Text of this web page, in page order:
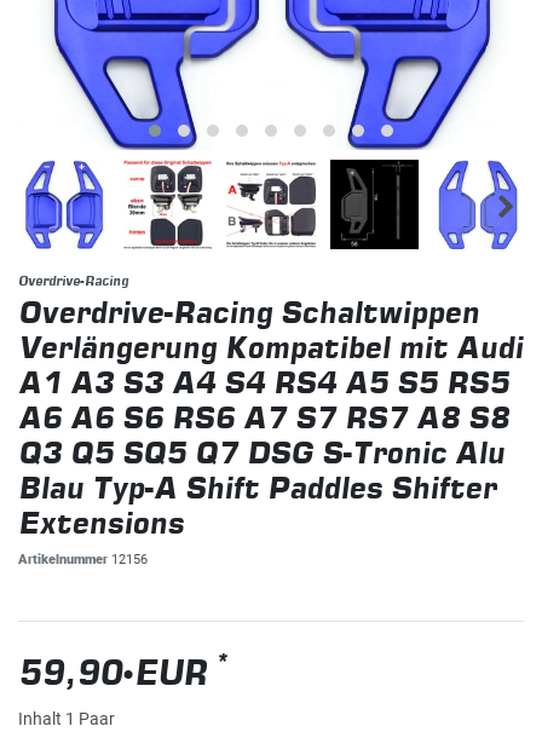
Overdrive-Racing
Overdrive-Racing Schaltwippen
Verlängerung Kompatibel mit Audi
A1 A3 S3 A4 S4 RS4 A5 S5 RS5
A6 A6 S6 RS6 A7 S7 RS7 A8 S8
Q3 Q5 SQ5 Q7 DSG S-Tronic Alu
Blau Typ-A Shift Paddles Shifter
Extensions
Artikelnummer 12156
59,90 EUR *
Inhalt 1 Paar